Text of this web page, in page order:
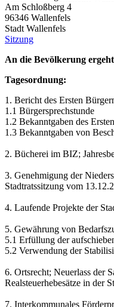
Am Schloßberg 4
96346 Wallenfels
Stadt Wallenfels
Sitzung
An die Bevölkerung
Tagesordnung:
1. Bericht des Ersten
1.1 Bürgersprechstunde
1.2 Bekanntgaben des
1.3 Bekanntgaben von
2. Bücherei im BIZ;
3. Genehmigung der
Stadtratssitzung vom
4. Laufende Projekte der
5. Gewährung von
5.1 Erfüllung der
5.2 Verwendung der
6. Ortsrecht; Neuerlass der
Realsteuerhebesätze in der
7. Interkommunales